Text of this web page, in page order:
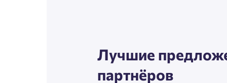
Лучшие
партнёров